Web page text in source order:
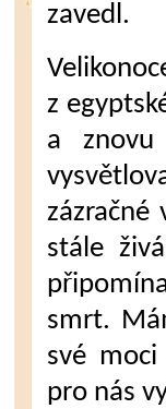
zavedl.
z
a
zázračné
stále
smrt.
své moci
pro nás